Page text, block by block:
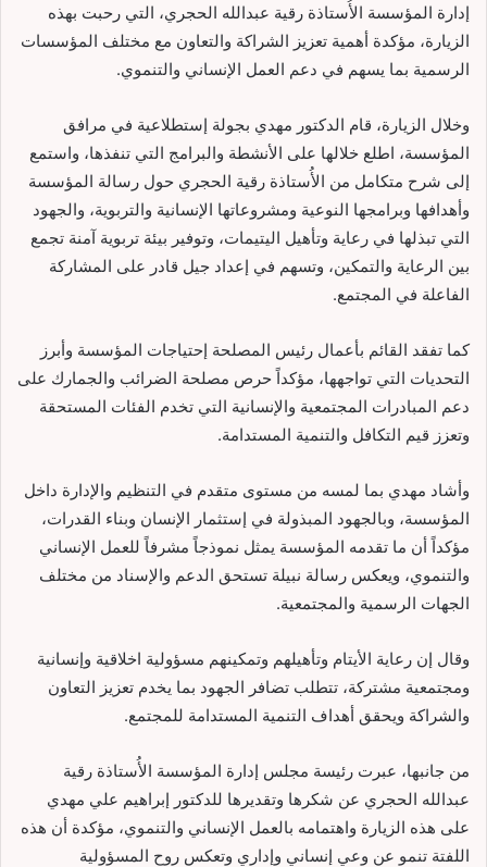
إدارة المؤسسة الأُستاذة رقية عبدالله الحجري، التي رحبت بهذه
الزيارة، مؤكدة أهمية تعزيز الشراكة والتعاون مع مختلف المؤسسات
الرسمية بما يسهم في دعم العمل الإنساني والتنموي.
وخلال الزيارة، قام الدكتور مهدي بجولة إستطلاعية في مرافق
المؤسسة، اطلع خلالها على الأنشطة والبرامج التي تنفذها، واستمع
إلى شرح متكامل من الأُستاذة رقية الحجري حول رسالة المؤسسة
وأهدافها وبرامجها النوعية ومشروعاتها الإنسانية والتربوية، والجهود
التي تبذلها في رعاية وتأهيل اليتيمات، وتوفير بيئة تربوية آمنة تجمع
بين الرعاية والتمكين، وتسهم في إعداد جيل قادر على المشاركة
الفاعلة في المجتمع.
كما تفقد القائم بأعمال رئيس المصلحة إحتياجات المؤسسة وأبرز
التحديات التي تواجهها، مؤكداً حرص مصلحة الضرائب والجمارك على
دعم المبادرات المجتمعية والإنسانية التي تخدم الفئات المستحقة
وتعزز قيم التكافل والتنمية المستدامة.
وأشاد مهدي بما لمسه من مستوى متقدم في التنظيم والإدارة داخل
المؤسسة، وبالجهود المبذولة في إستثمار الإنسان وبناء القدرات،
مؤكداً أن ما تقدمه المؤسسة يمثل نموذجاً مشرفاً للعمل الإنساني
والتنموي، ويعكس رسالة نبيلة تستحق الدعم والإسناد من مختلف
الجهات الرسمية والمجتمعية.
وقال إن رعاية الأيتام وتأهيلهم وتمكينهم مسؤولية اخلاقية وإنسانية
ومجتمعية مشتركة، تتطلب تضافر الجهود بما يخدم تعزيز التعاون
والشراكة ويحقق أهداف التنمية المستدامة للمجتمع.
من جانبها، عبرت رئيسة مجلس إدارة المؤسسة الأُستاذة رقية
عبدالله الحجري عن شكرها وتقديرها للدكتور إبراهيم علي مهدي
على هذه الزيارة واهتمامه بالعمل الإنساني والتنموي، مؤكدة أن هذه
اللفتة تنمو عن وعي إنساني وإداري وتعكس روح المسؤولية